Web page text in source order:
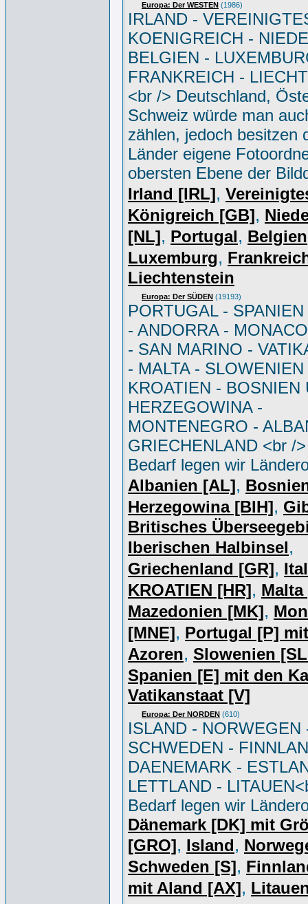
Europa: Der WESTEN (1986)
IRLAND -
KOENIGREICH -
BELGIEN -
FRANKREICH -
<br /> Deutschland,
Schweiz würde man
zählen, jedoch besitzen
Länder eigene
obersten Ebene der
Irland [IRL],
Königreich [GB],
[NL], Portugal, Belgien
Luxemburg,
Liechtenstein
Europa: Der SÜDEN (19193)
PORTUGAL -
- ANDORRA -
- SAN MARINO -
- MALTA - SLOWENIEN
KROATIEN - BOSNIEN
HERZEGOWINA -
MONTENEGRO -
GRIECHENLAND <br /
Bedarf legen wir
Albanien [AL],
Herzegowina [BIH],
Britisches
Iberischen Halbinsel,
Griechenland [GR],
KROATIEN [HR], Malta
Mazedonien [MK],
[MNE], Portugal [P]
Azoren, Slowenien
Spanien [E] mit den
Vatikanstaat [V]
Europa: Der NORDEN (610)
ISLAND - NORWEGEN
SCHWEDEN -
DAENEMARK -
LETTLAND -
Bedarf legen wir
Dänemark [DK] mit
[GRO], Island,
Schweden [S],
mit Aland [AX],